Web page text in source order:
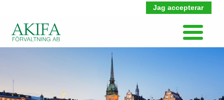
Jag accepterar